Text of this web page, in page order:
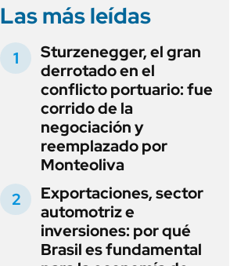
Las más leídas
Sturzenegger, el gran
derrotado en el
conflicto portuario: fue
corrido de la
negociación y
reemplazado por
Monteoliva
Exportaciones, sector
automotriz e
inversiones: por qué
Brasil es fundamental